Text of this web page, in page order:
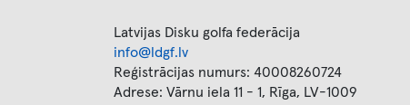
Latvijas Disku golfa federācija
info@ldgf.lv
Reģistrācijas numurs: 40008260724
Adrese: Vārnu iela 11 - 1, Rīga, LV-1009